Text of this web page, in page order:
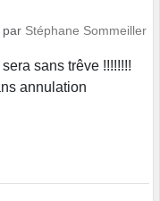
par Stéphane Sommeiller
sans trêve !!!!!!!!
annulation